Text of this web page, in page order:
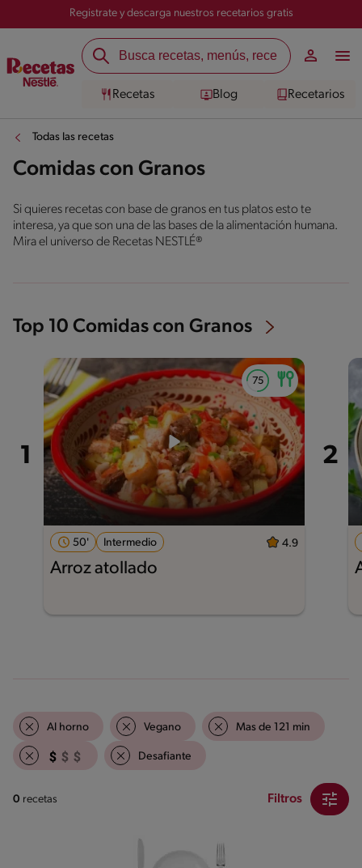
Registrate y descarga nuestros recetarios gratis
Recetas Blog Recetarios
Todas las recetas
Comidas con Granos
Si quieres recetas con base de granos en tus platos esto te
interesa, ya que son una de las bases de la alimentación humana.
Mira el universo de Recetas NESTLÉ®
Top 10 Comidas con Granos
50' Intermedio 4.9
Arroz atollado
Al horno Vegano Mas de 121 min
Desafiante
0 recetas Filtros